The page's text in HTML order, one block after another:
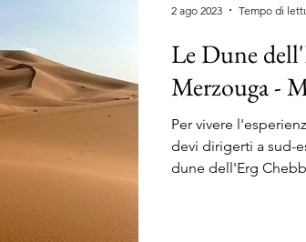
SIVIGLIA FORMENTERA
ISOLE AZZORRE
ALSAZIA
Le Dune
Merzouga -
Per vivere
devi dirigerti a sud-
dune dell'Erg
2 ago 2023 Tempo di